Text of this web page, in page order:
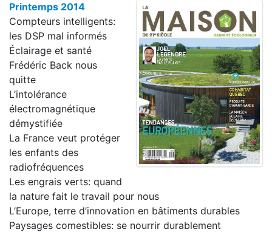
Printemps 2014
Compteurs intelligents:
les DSP mal informés
Éclairage et santé
Frédéric Back nous
quitte
L’intolérance
électromagnétique
démystifiée
La France veut protéger
les enfants des
radiofréquences
Les engrais verts: quand
la nature fait le travail pour nous
L’Europe, terre d’innovation en bâtiments durables
Paysages comestibles: se nourrir durablement